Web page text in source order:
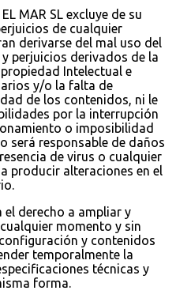
MAR SL excluye de su
de cualquier
derivarse del mal uso del
perjuicios derivados de la
Intelectual e
y/o la falta de
de los contenidos, ni le
por la interrupción
o imposibilidad
será responsable de daños
de virus o cualquier
producir alteraciones en el
el derecho a ampliar y
momento y sin
y contenidos
temporalmente la
técnicas y
forma.